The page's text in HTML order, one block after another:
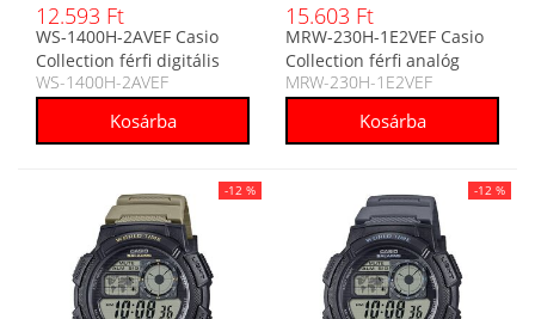
12.593 Ft
WS-1400H-2AVEF Casio
Collection férfi digitális
karóra
WS-1400H-2AVEF
15.603 Ft
MRW-230H-1E2VEF Casio
Collection férfi analóg
karóra
MRW-230H-1E2VEF
-12 % -12 %